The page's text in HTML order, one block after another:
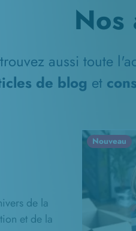
Nos
aussi toute
de blog et
de la
et de la
Nouveau